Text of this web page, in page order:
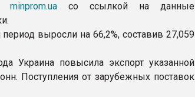
minprom.ua со ссылкой на данные
выросли на 66,2%, составив 27,059
Украина повысила экспорт указанной
Поступления от зарубежных поставок